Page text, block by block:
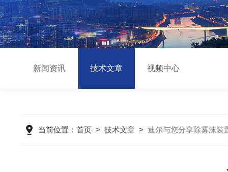
新闻资讯 技术文章 视频中心
当前位置： 首页> 技术文章> 迪尔与您分享除雾沫装